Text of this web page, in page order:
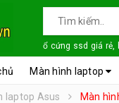
ổ cứng ssd giá rẻ,
Màn hình laptop
laptop Asus Màn